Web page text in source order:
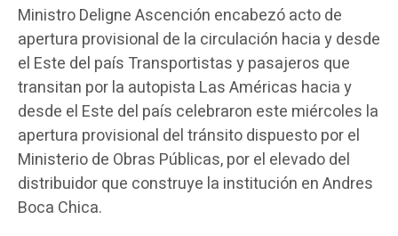
Ministro Deligne Ascención encabezó acto de
apertura provisional de la circulación hacia y desde
el Este del país Transportistas y pasajeros que
transitan por la autopista Las Américas hacia y
desde el Este del país celebraron este miércoles la
apertura provisional del tránsito dispuesto por el
Ministerio de Obras Públicas, por el elevado del
distribuidor que construye la institución en Andres
Boca Chica.